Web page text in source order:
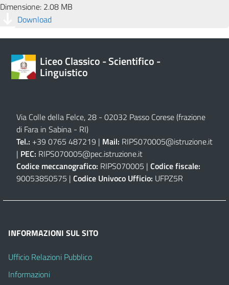
Dimensione: 2.08 MB
Download
Liceo Classico - Scientifico -
Linguistico
Via Colle della Felce, 28 - 02032 Passo Corese (frazione
di Fara in Sabina - RI)
Tel.: +39 0765 487219 | Mail: RIPS070005@istruzione.it
| PEC: RIPS070005@pec.istruzione.it
Codice meccanografico: RIPS070005 | Codice fiscale:
90053850575 | Codice Univoco Ufficio: UFPZ5R
INFORMAZIONI SUL SITO
Ufficio Relazioni Pubblico
Informazioni